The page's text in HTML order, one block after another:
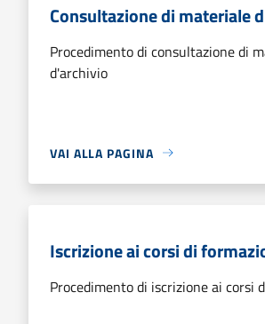
Consultazione di materiale
Procedimento di consultazione di
d'archivio
VAI ALLA PAGINA
Iscrizione ai corsi di
Procedimento di iscrizione ai corsi